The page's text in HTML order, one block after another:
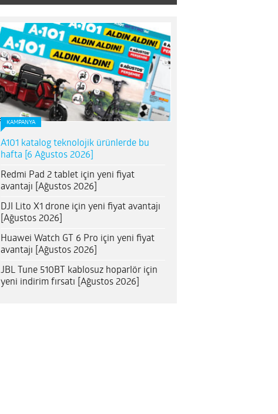
KAMPANYA
A101 katalog teknolojik ürünlerde bu
hafta [6 Ağustos 2026]
Redmi Pad 2 tablet için yeni fiyat
avantajı [Ağustos 2026]
DJI Lito X1 drone için yeni fiyat avantajı
[Ağustos 2026]
Huawei Watch GT 6 Pro için yeni fiyat
avantajı [Ağustos 2026]
JBL Tune 510BT kablosuz hoparlör için
yeni indirim fırsatı [Ağustos 2026]